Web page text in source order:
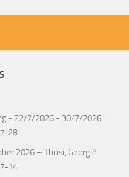
- 22/7/2026 - 30/7/2026
28
2026 – Tbilisi, Georgië
14